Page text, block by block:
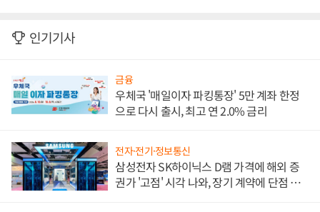
인기기사
금융
우체국 '매일이자 파킹통장' 5만 계좌 한정
으로 다시 출시, 최고 연 2.0% 금리
전자·전기·정보통신
삼성전자 SK하이닉스 D램 가격에 해외 증
권가 '고점' 시각 나와, 장기 계약에 단점 부